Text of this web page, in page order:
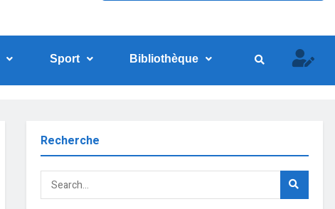
Sport Bibliothèque
Recherche